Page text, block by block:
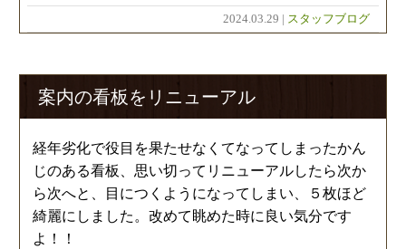
2024.03.29 | スタッフブログ
案内の看板をリニューアル
経年劣化で役目を果たせなくてなってしまったかん
じのある看板、思い切ってリニューアルしたら次か
ら次へと、目につくようになってしまい、５枚ほど
綺麗にしました。改めて眺めた時に良い気分です
よ！！